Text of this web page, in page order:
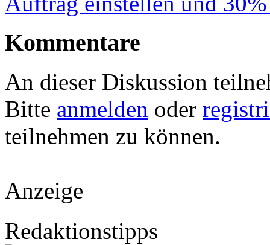
Kommentare
An dieser Diskussion
Bitte anmelden oder
teilnehmen zu können.
Anzeige
Redaktionstipps